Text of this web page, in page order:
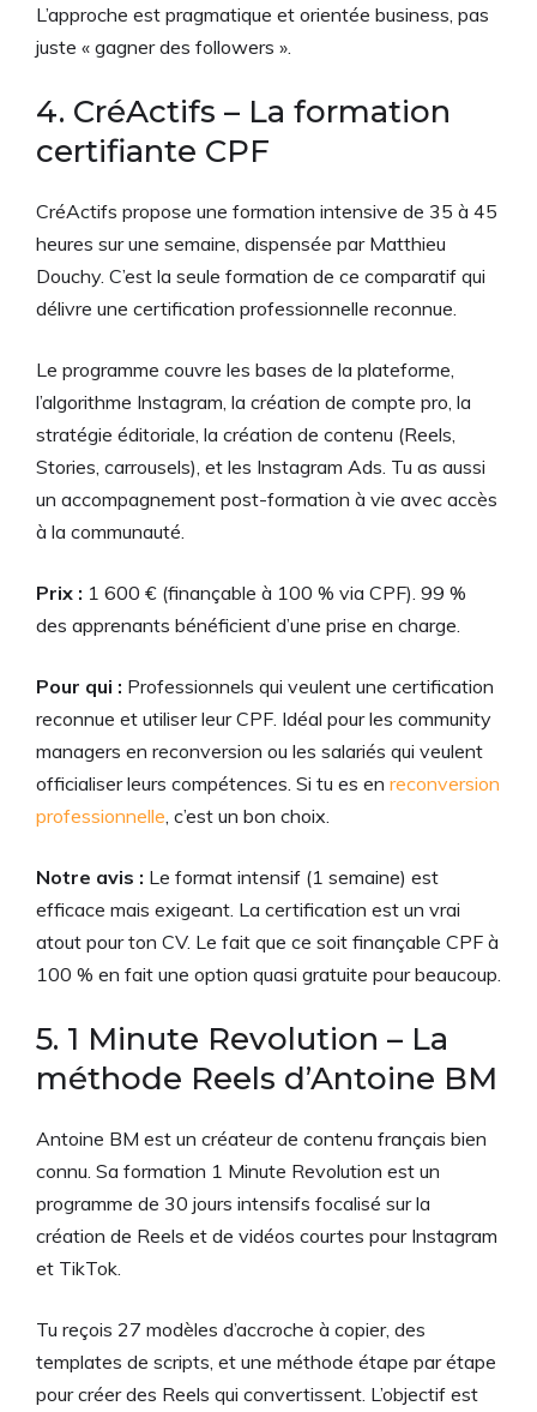
L’approche est pragmatique et orientée business, pas
juste « gagner des followers ».
4. CréActifs – La formation
certifiante CPF
CréActifs propose une formation intensive de 35 à 45
heures sur une semaine, dispensée par Matthieu
Douchy. C’est la seule formation de ce comparatif qui
délivre une certification professionnelle reconnue.
Le programme couvre les bases de la plateforme,
l’algorithme Instagram, la création de compte pro, la
stratégie éditoriale, la création de contenu (Reels,
Stories, carrousels), et les Instagram Ads. Tu as aussi
un accompagnement post-formation à vie avec accès
à la communauté.
Prix : 1 600 € (finançable à 100 % via CPF). 99 %
des apprenants bénéficient d’une prise en charge.
Pour qui : Professionnels qui veulent une certification
reconnue et utiliser leur CPF. Idéal pour les community
managers en reconversion ou les salariés qui veulent
officialiser leurs compétences. Si tu es en reconversion
professionnelle , c’est un bon choix.
Notre avis : Le format intensif (1 semaine) est
efficace mais exigeant. La certification est un vrai
atout pour ton CV. Le fait que ce soit finançable CPF à
100 % en fait une option quasi gratuite pour beaucoup.
5. 1 Minute Revolution – La
méthode Reels d’Antoine BM
Antoine BM est un créateur de contenu français bien
connu. Sa formation 1 Minute Revolution est un
programme de 30 jours intensifs focalisé sur la
création de Reels et de vidéos courtes pour Instagram
et TikTok.
Tu reçois 27 modèles d’accroche à copier, des
templates de scripts, et une méthode étape par étape
pour créer des Reels qui convertissent. L’objectif est